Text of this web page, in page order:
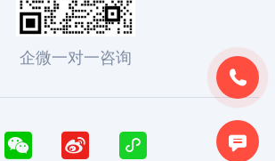


企微一对一咨询
  